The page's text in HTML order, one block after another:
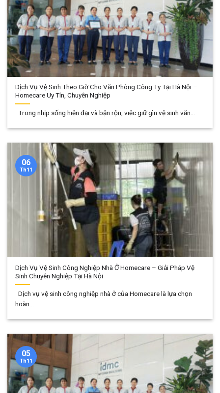
Dịch Vụ Vệ Sinh Theo Giờ Cho Văn Phòng Công Ty Tại Hà Nội –
Homecare Uy Tín, Chuyên Nghiệp
Trong nhịp sống hiện đại và bận rộn, việc giữ gìn vệ sinh văn...
Dịch Vụ Vệ Sinh Công Nghiệp Nhà Ở Homecare – Giải Pháp Vệ
Sinh Chuyên Nghiệp Tại Hà Nội
Dịch vụ vệ sinh công nghiệp nhà ở của Homecare là lựa chọn
hoàn...
06
Th11
05
Th11